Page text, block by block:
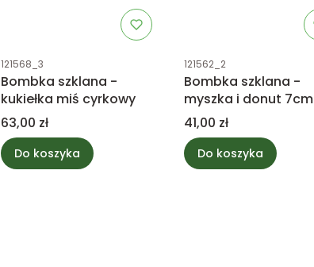
Kod produktu
121568_3
Bombka szklana -
kukiełka miś cyrkowy
Cena
63,00 zł
Do koszyka
Kod produktu
121562_2
Bombka szklana -
myszka i donut 7cm
Cena
41,00 zł
Do koszyka